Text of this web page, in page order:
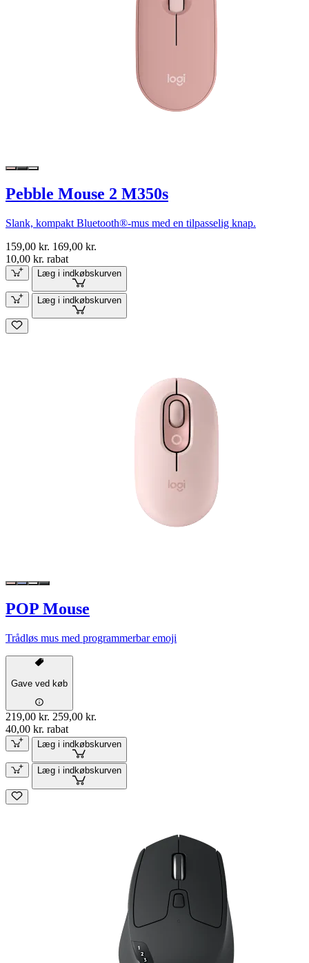
Pebble Mouse 2 M350s
Slank, kompakt Bluetooth®-mus med en tilpasselig knap.
159,00 kr. 169,00 kr.
10,00 kr. rabat
Læg i indkøbskurven
Læg i indkøbskurven
POP Mouse
Trådløs mus med programmerbar emoji
Gave ved køb
219,00 kr. 259,00 kr.
40,00 kr. rabat
Læg i indkøbskurven
Læg i indkøbskurven